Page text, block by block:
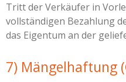
Tritt der Verkäufer in
vollständigen Bezahlung
das Eigentum an der
7) Mängelhaftung